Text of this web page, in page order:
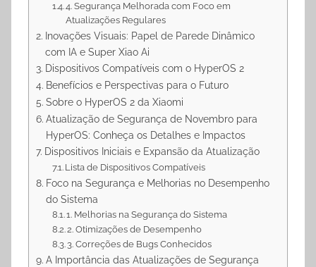
4. Segurança Melhorada com Foco em
Atualizações Regulares
Inovações Visuais: Papel de Parede Dinâmico
com IA e Super Xiao Ai
Dispositivos Compatíveis com o HyperOS 2
Benefícios e Perspectivas para o Futuro
Sobre o HyperOS 2 da Xiaomi
Atualização de Segurança de Novembro para
HyperOS: Conheça os Detalhes e Impactos
Dispositivos Iniciais e Expansão da Atualização
Lista de Dispositivos Compatíveis
Foco na Segurança e Melhorias no Desempenho
do Sistema
1. Melhorias na Segurança do Sistema
2. Otimizações de Desempenho
3. Correções de Bugs Conhecidos
A Importância das Atualizações de Segurança